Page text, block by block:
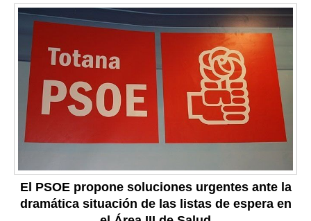
El PSOE propone soluciones urgentes ante la
dramática situación de las listas de espera en